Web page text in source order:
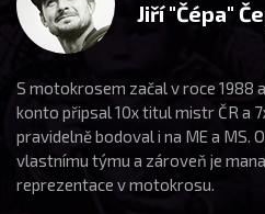
Jiří "Čépa"
S motokrosem začal v roce 1988
konto připsal 10x titul mistr ČR a
pravidelně bodoval i na ME a MS.
vlastnímu týmu a zároveň je
reprezentace v motokrosu.